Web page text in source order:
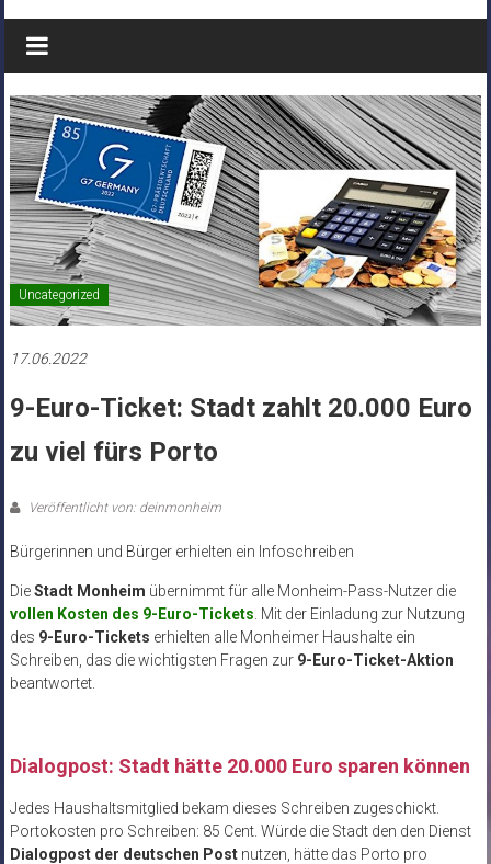
Monheim
Uncategorized
17.06.2022
9-Euro-Ticket: Stadt zahlt 20.000 Euro
zu viel fürs Porto
Veröffentlicht von: deinmonheim
Bürgerinnen und Bürger erhielten ein Infoschreiben
DieStadt Monheim übernimmt für alle Monheim-Pass-Nutzer die
vollen Kosten des 9-Euro-Tickets . Mit der Einladung zur Nutzung
des 9-Euro-Tickets erhielten alle Monheimer Haushalte ein
Schreiben, das die wichtigsten Fragen zur 9-Euro-Ticket-Aktion
beantwortet.
Dialogpost: Stadt hätte 20.000 Euro sparen können
Jedes Haushaltsmitglied bekam dieses Schreiben zugeschickt.
Portokosten pro Schreiben: 85 Cent. Würde die Stadt den den Dienst
Dialogpost der deutschen Postnutzen, hätte das Porto pro